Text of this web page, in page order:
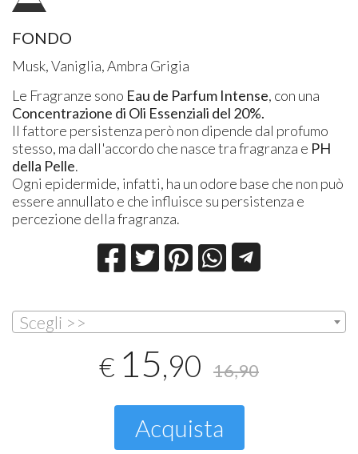
FONDO
Musk, Vaniglia, Ambra Grigia
Le Fragranze sono Eau de Parfum Intense, con una
Concentrazione di Oli Essenziali del 20%.
Il fattore persistenza però non dipende dal profumo
stesso, ma dall'accordo che nasce tra fragranza e PH
della Pelle.
Ogni epidermide, infatti, ha un odore base che non può
essere annullato e che influisce su persistenza e
percezione della fragranza.
Scegli >>
€ 15,90 16,90
Acquista